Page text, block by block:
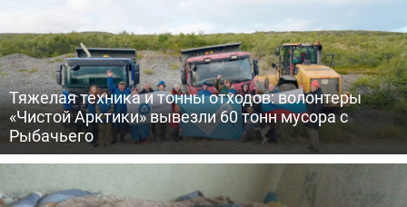
Тяжелая техника и тонны отходов: волонтеры
«Чистой Арктики» вывезли 60 тонн мусора с
Рыбачьего